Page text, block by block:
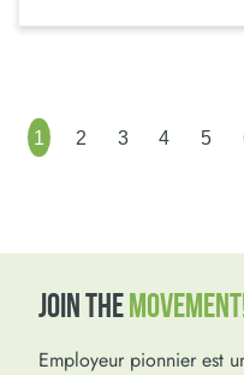
1 2 3 4 5
JOIN THE
Employeur pionnier est